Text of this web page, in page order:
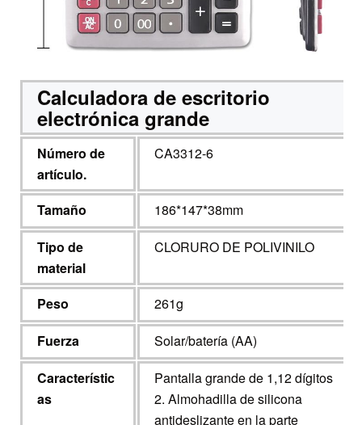
Calculadora de escritorio
electrónica grande
Número de
artículo.
CA3312-6
Tamaño
186*147*38mm
Tipo de
material
CLORURO DE POLIVINILO
Peso
261g
Fuerza
Solar/batería (AA)
Característic
as
Pantalla grande de 1,12 dígitos
2. Almohadilla de silicona
antideslizante en la parte